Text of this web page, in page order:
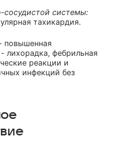
сосудистой системы:
тахикардия.
повышенная
лихорадка, фебрильная
реакции и
инфекций без